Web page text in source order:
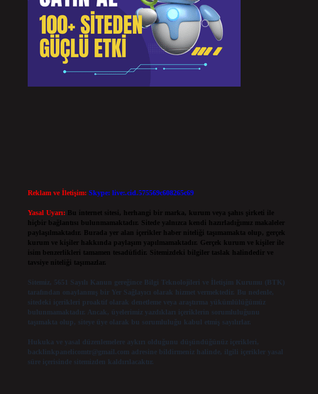
Reklam ve İletişim: Skype: live:.cid.575569c608265c69
Yasal Uyarı:
Bu internet sitesi, herhangi bir marka, kurum veya şahıs şirketi ile
hiçbir bağlantısı bulunmamaktadır. Sitede yalnızca kendi hazırladığımız makaleler
paylaşılmaktadır. Burada yer alan içerikler haber niteliği taşımamakta olup, gerçek
kurum ve kişiler hakkında paylaşım yapılmamaktadır. Gerçek kurum ve kişiler ile
isim benzerlikleri tamamen tesadüfidir. Sitemizdeki bilgiler taslak halindedir ve
tavsiye niteliği taşımazlar.
Sitemiz, 5651 Sayılı Kanun gereğince Bilgi Teknolojileri ve İletişim Kurumu (BTK)
tarafından onaylanmış bir Yer Sağlayıcı olarak hizmet vermektedir. Bu nedenle,
sitedeki içerikleri proaktif olarak denetleme veya araştırma yükümlülüğümüz
bulunmamaktadır. Ancak, üyelerimiz yazdıkları içeriklerin sorumluluğunu
taşımakta olup, siteye üye olarak bu sorumluluğu kabul etmiş sayılırlar.
Hukuka ve yasal düzenlemelere aykırı olduğunu düşündüğünüz içerikleri,
backlinkpanelicomtr@gmail.comadresine bildirmeniz halinde, ilgili içerikler yasal
süre içerisinde sitemizden kaldırılacaktır.